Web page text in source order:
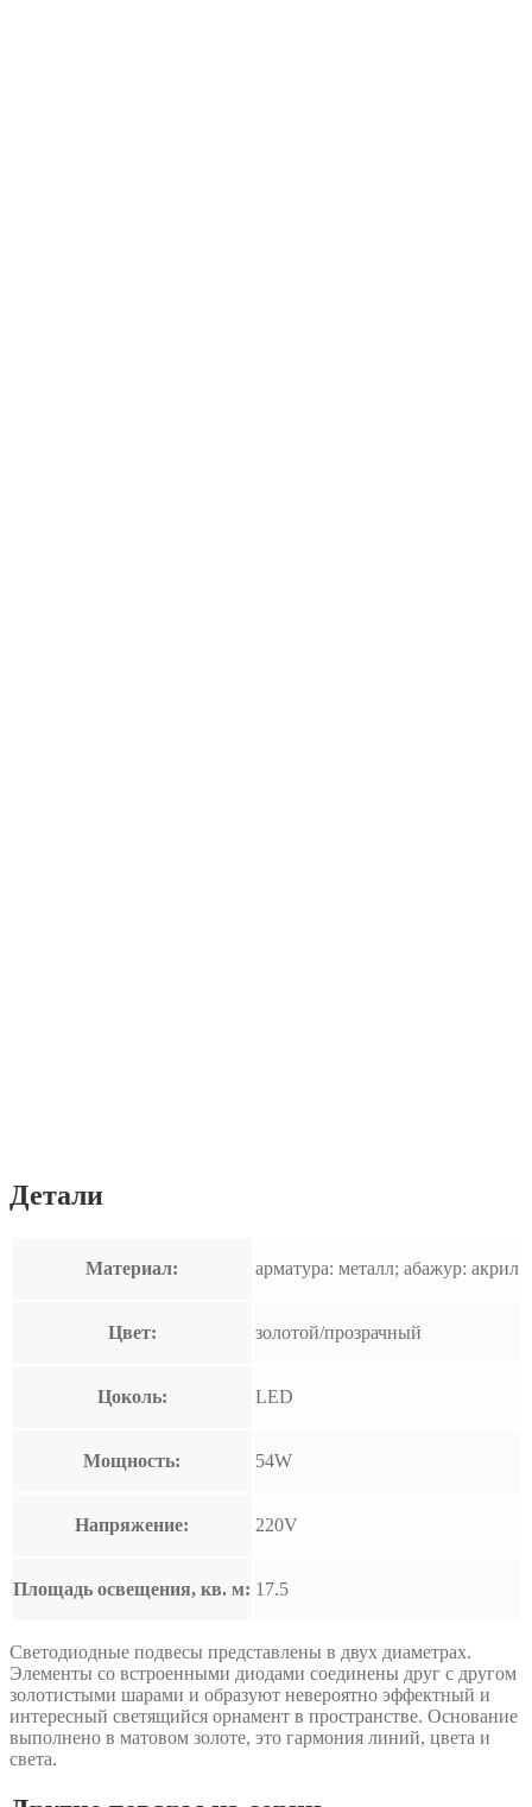
Детали
Материал: арматура: металл; абажур: акрил
Цвет: золотой/прозрачный
Цоколь: LED
Мощность: 54W
Напряжение: 220V
Площадь освещения, кв. м: 17.5
Светодиодные подвесы представлены в двух диаметрах.
Элементы со встроенными диодами соединены друг с другом
золотистыми шарами и образуют невероятно эффектный и
интересный светящийся орнамент в пространстве. Основание
выполнено в матовом золоте, это гармония линий, цвета и
света.